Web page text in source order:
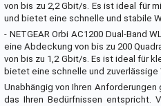
von bis zu 2,2 Gbit/s. Es ist ideal für
und bietet eine schnelle und stabile
- NETGEAR Orbi AC1200 Dual-Band
eine Abdeckung von bis zu 200
von bis zu 1,2 Gbit/s. Es ist ideal für
bietet eine schnelle und zuverlässige
Unabhängig von Ihren Anforderungen
das Ihren Bedürfnissen entspricht.